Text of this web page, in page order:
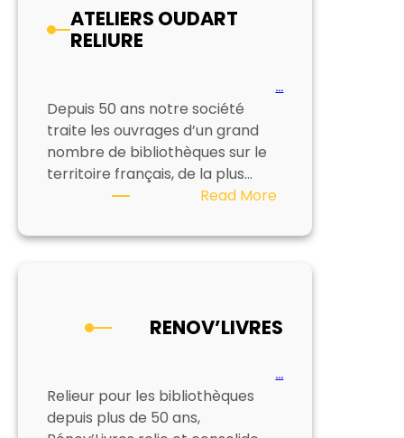
ATELIERS OUDART
RELIURE
…
Depuis 50 ans notre société
traite les ouvrages d’un grand
nombre de bibliothèques sur le
territoire français, de la plus…
Read More:
OUDART
RENOV’LIVRES
…
Relieur pour les bibliothèques
depuis plus de 50 ans,